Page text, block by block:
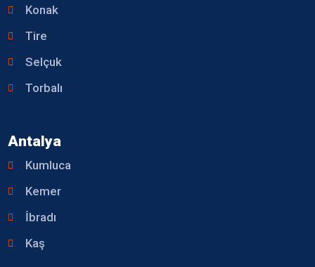
Konak
Tire
Selçuk
Torbalı
Antalya
Kumluca
Kemer
İbradı
Kaş